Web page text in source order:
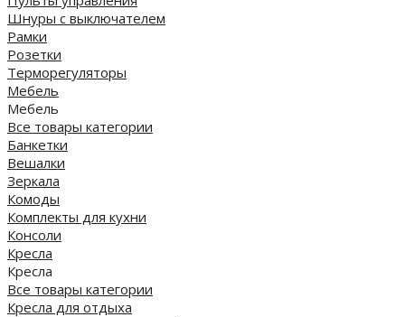
Шнуры с выключателем
Рамки
Розетки
Терморегуляторы
Мебель
Мебель
Все товары категории
Банкетки
Вешалки
Зеркала
Комоды
Комплекты для кухни
Консоли
Кресла
Кресла
Все товары категории
Кресла для отдыха